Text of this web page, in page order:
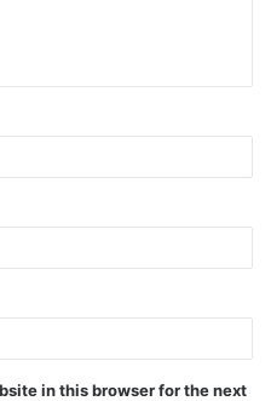
in this browser for the next